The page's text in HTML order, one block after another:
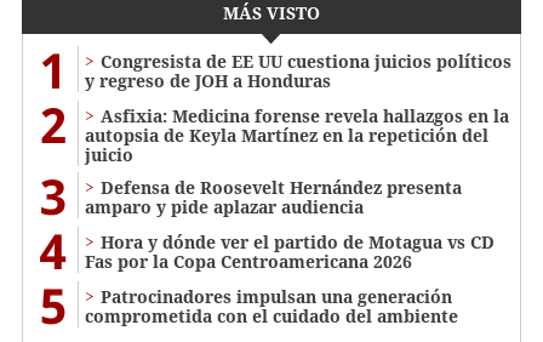
MÁS VISTO
1
Congresista de EE UU cuestiona juicios políticos
y regreso de JOH a Honduras
2
Asfixia: Medicina forense revela hallazgos en la
autopsia de Keyla Martínez en la repetición del
juicio
3
Defensa de Roosevelt Hernández presenta
amparo y pide aplazar audiencia
4
Hora y dónde ver el partido de Motagua vs CD
Fas por la Copa Centroamericana 2026
5
Patrocinadores impulsan una generación
comprometida con el cuidado del ambiente